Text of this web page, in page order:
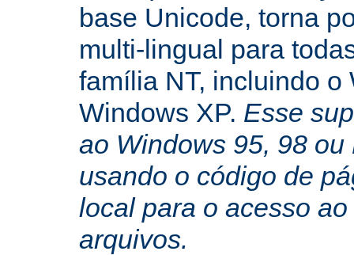
base Unicode, torna
multi-lingual para
família NT, incluindo o
Windows XP. Esse
ao Windows 95, 98
usando o código de
local para o acesso
arquivos.